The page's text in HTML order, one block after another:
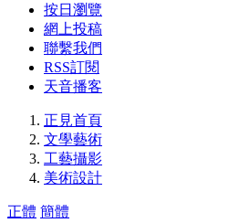
按日瀏覽
網上投稿
聯繫我們
RSS訂閱
天音播客
正見首頁
文學藝術
工藝攝影
美術設計
正體 簡體